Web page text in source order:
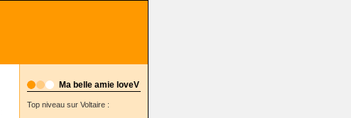
Ma belle amie loveV
Top niveau sur Voltaire :